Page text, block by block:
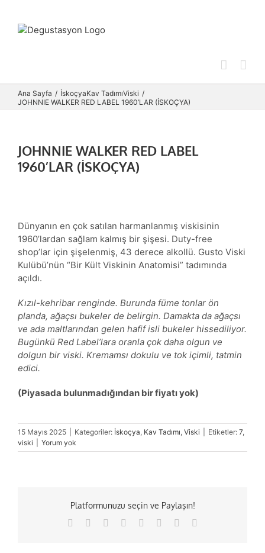
content
Ana Sayfa İskoçyaKav TadımıViski
JOHNNIE WALKER RED LABEL 1960’LAR (İSKOÇYA)
JOHNNIE WALKER RED LABEL
1960’LAR (İSKOÇYA)
Dünyanın en çok satılan harmanlanmış viskisinin
1960’lardan sağlam kalmış bir şişesi. Duty-free
shop’lar için şişelenmiş, 43 derece alkollü. Gusto Viski
Kulübü’nün “Bir Kült Viskinin Anatomisi” tadımında
açıldı.
Kızıl-kehribar renginde. Burunda füme tonlar ön
planda, ağaçsı bukeler de belirgin. Damakta da ağaçsı
ve ada maltlarından gelen hafif isli bukeler hissediliyor.
Bugünkü Red Label’lara oranla çok daha olgun ve
dolgun bir viski. Kremamsı dokulu ve tok içimli, tatmin
edici.
(Piyasada bulunmadığından bir fiyatı yok)
15 Mayıs 2025 Kategoriler: İskoçya, Kav Tadımı, Viski Etiketler: 7,
viski
Yorum yok
Platformunuzu seçin ve Paylaşın!
Facebook Reddit LinkedIn
TumblrPinterest